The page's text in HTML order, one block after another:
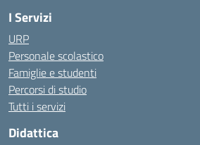
I Servizi
URP
Personale scolastico
Famiglie e studenti
Percorsi di studio
Tutti i servizi
Didattica